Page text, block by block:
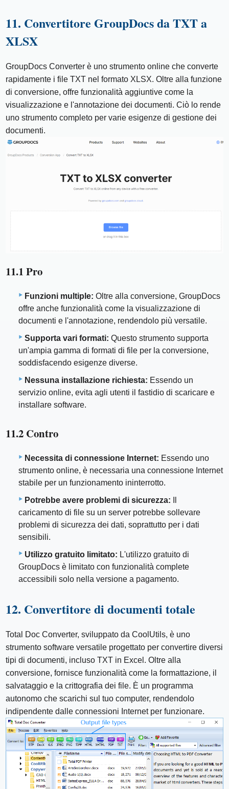
11. Convertitore GroupDocs da TXT a
XLSX
GroupDocs Converter è uno strumento online che converte
rapidamente i file TXT nel formato XLSX. Oltre alla funzione
di conversione, offre funzionalità aggiuntive come la
visualizzazione e l'annotazione dei documenti. Ciò lo rende
uno strumento completo per varie esigenze di gestione dei
documenti.
11.1 Pro
Funzioni multiple: Oltre alla conversione, GroupDocs
offre anche funzionalità come la visualizzazione di
documenti e l'annotazione, rendendolo più versatile.
Supporta vari formati: Questo strumento supporta
un'ampia gamma di formati di file per la conversione,
soddisfacendo esigenze diverse.
Nessuna installazione richiesta: Essendo un
servizio online, evita agli utenti il ​​fastidio di scaricare e
installare software.
11.2 Contro
Necessita di connessione Internet: Essendo uno
strumento online, è necessaria una connessione Internet
stabile per un funzionamento ininterrotto.
Potrebbe avere problemi di sicurezza:
caricamento di file su un server potrebbe sollevare
problemi di sicurezza dei dati, soprattutto per i dati
sensibili.
Utilizzo gratuito limitato: L'utilizzo gratuito di
GroupDocs è limitato con funzionalità complete
accessibili solo nella versione a pagamento.
12. Convertitore di documenti totale
Total Doc Converter, sviluppato da CoolUtils, è uno
strumento software versatile progettato per convertire diversi
tipi di documenti, incluso TXT in Excel. Oltre alla
conversione, fornisce funzionalità come la formattazione, il
salvataggio e la crittografia dei file. È un programma
autonomo che scarichi sul tuo computer, rendendolo
indipendente dalle connessioni Internet per funzionare.